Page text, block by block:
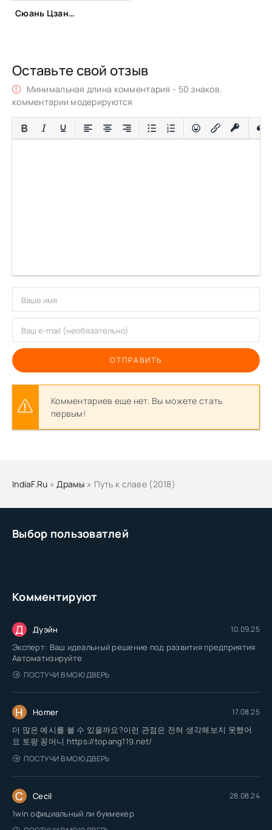
Выбор пользоватлей
Комментируют
Д Дуэйн 10.09.25
Эксперт: Ваш идеальный решение под развития предприятия
Автоматизируйте
ПОСТУЧИ В МОЮ ДВЕРЬ
H Homer 17.08.25
더 많은 예시를 볼 수 있을까요?이런 관점은 전혀 생각해보지 못했어
요 토팡 꽁머니 https://topang119.net/
ПОСТУЧИ В МОЮ ДВЕРЬ
C Cecil 28.08.24
1win официальный ли букмекер
Сюань Цзан (2016)
Оставьте свой отзыв
Минимальная длина комментария - 50 знаков.
комментарии модерируются
ОТПРАВИТЬ
Комментариев еще нет. Вы можете стать
первым!
IndiaF.Ru » Драмы » Путь к славе (2018)